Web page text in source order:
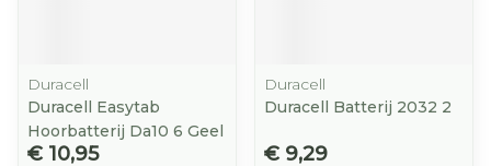
Duracell
Duracell Easytab
Hoorbatterij Da10 6 Geel
€ 10,95
Duracell
Duracell Batterij 2032 2
€ 9,29